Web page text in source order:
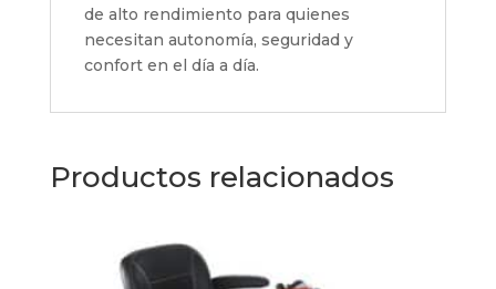
de alto rendimiento para quienes
necesitan autonomía, seguridad y
confort en el día a día.
Productos relacionados